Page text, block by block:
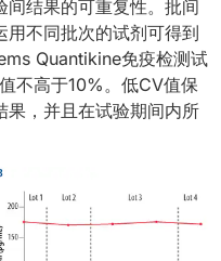
间结果的可重复性。批间
用不同批次的试剂可得到
Quantikine免疫检测试
不高于10%。低CV值保
果，并且在试验期间内所